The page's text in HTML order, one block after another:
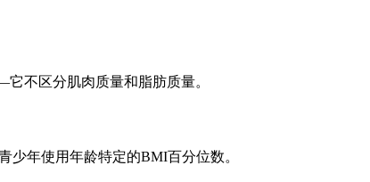
不区分肌肉质量和脂肪质量。
少年使用年龄特定的BMI百分位数。